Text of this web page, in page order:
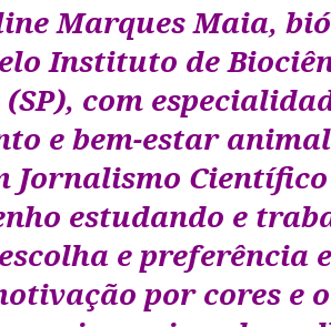
Marques Maia,
Instituto de
com
e bem-estar
Jornalismo
estudando e
e preferência
por cores e